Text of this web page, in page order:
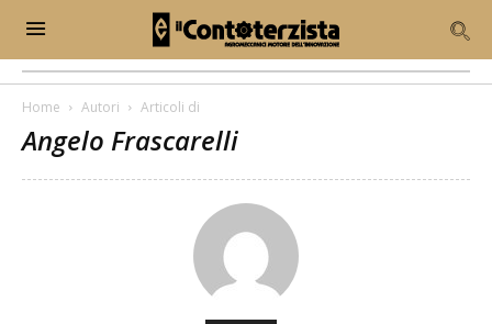
Home Autori Articoli di
Angelo Frascarelli